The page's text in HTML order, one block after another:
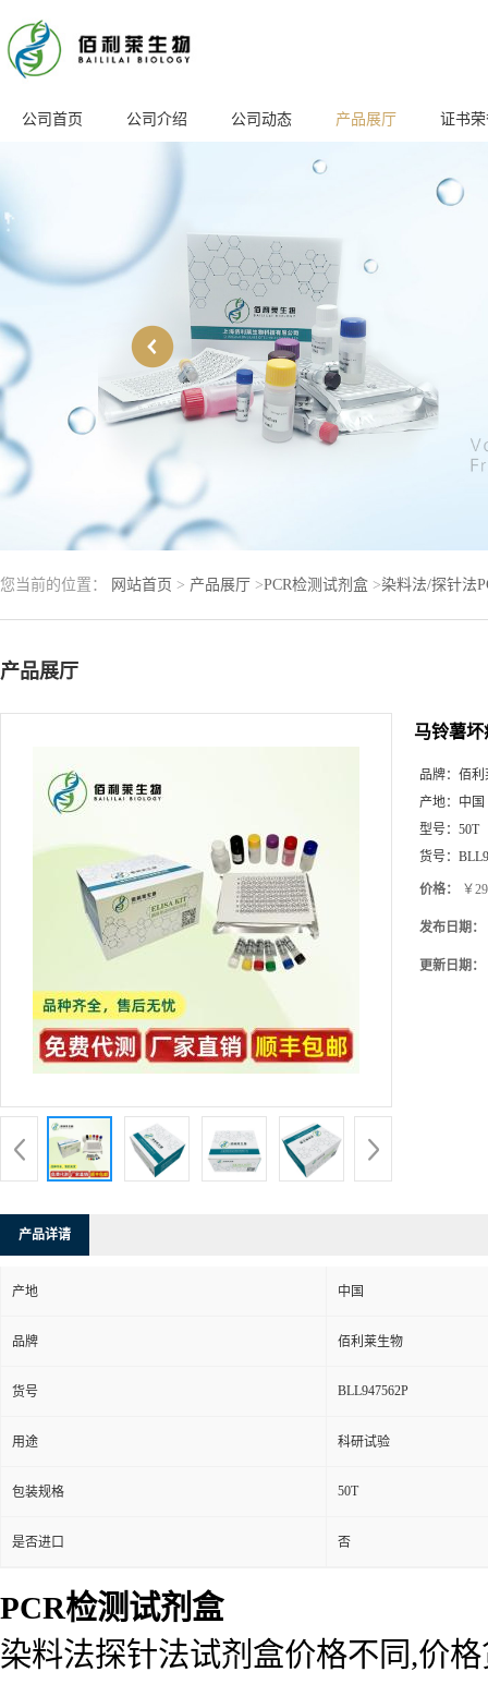
公司首页 公司介绍 公司动态 产品展厅 证书
您当前的位置： 网站首页 > 产品展厅 >PCR检测试剂盒 >染料法/探针法
产品展厅
马铃薯
品牌： 佰利
产地： 中国
型号： 50T
货号：
价格： ￥
发布日期：
更新日期：
产品详请
产地 中国
品牌 佰利莱生物
货号 BLL947562P
用途 科研试验
包装规格 50T
是否进口 否
PCR检测试剂盒
染料法探针法试剂盒价格不同,价